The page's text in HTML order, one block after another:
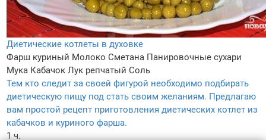
Диетические котлеты в духовке
Фарш куриный Молоко Сметана Панировочные сухари
Мука Кабачок Лук репчатый Соль
Тем кто следит за своей фигурой необходимо подбирать
диетическую пищу под стать своим желаниям. Предлагаю
вам простой рецепт приготовления диетических котлет из
кабачков и куриного фарша.
1 ч.